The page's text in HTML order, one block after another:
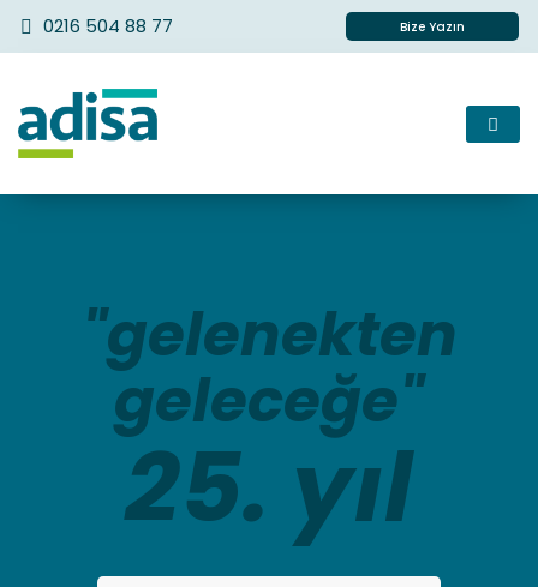
0216 504 88 77 Bize Yazın
"gelenekten
geleceğe"
25. yıl